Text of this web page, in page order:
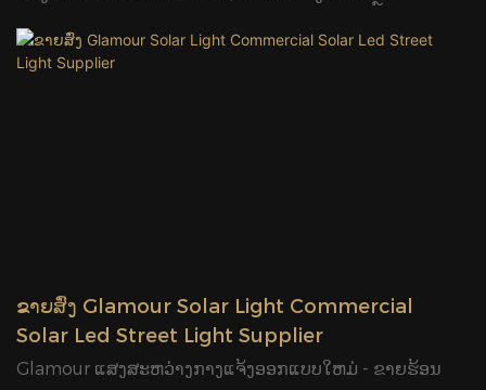
ຂາຍສົ່ງ Glamour Solar Light Commercial
Solar Led Street Light Supplier
Glamour ແສງສະຫວ່າງກາງແຈ້ງອອກແບບໃຫມ່ - ຂາຍຮ້ອນ